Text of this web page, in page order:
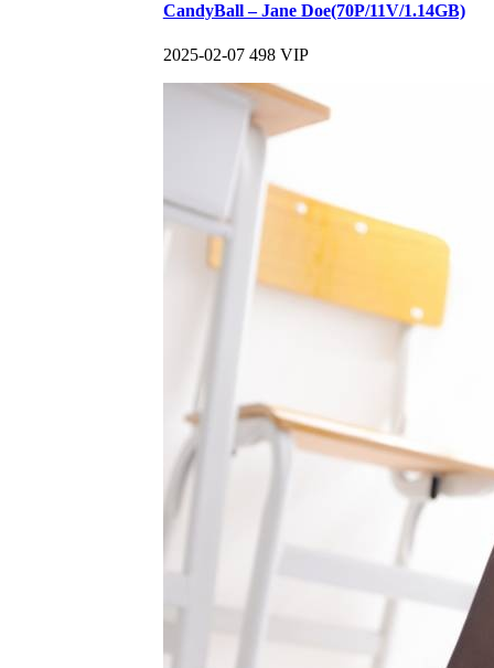
CandyBall – Jane Doe(70P/11V/1.14GB)
2025-02-07 498 VIP